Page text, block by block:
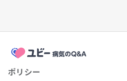
ポリシー